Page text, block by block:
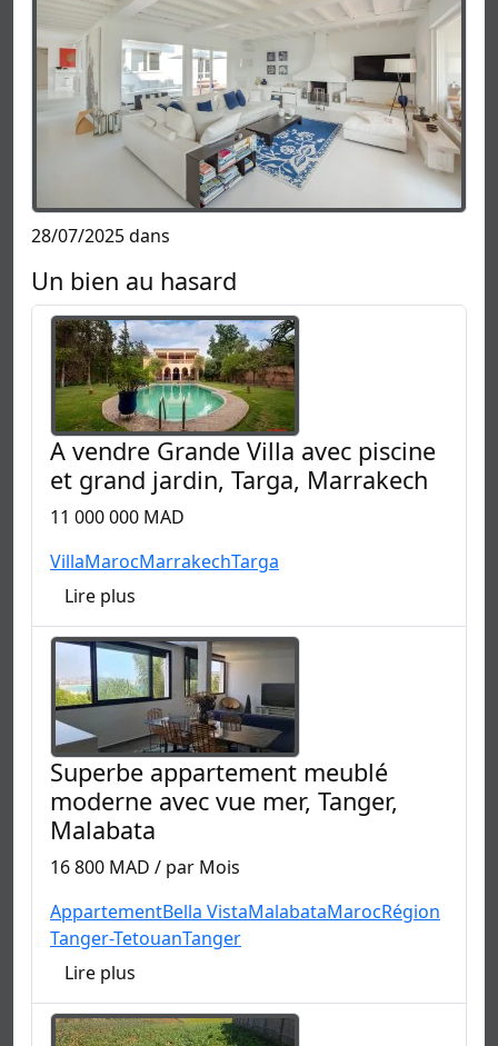
28/07/2025 dans
Un bien au hasard
A vendre Grande Villa avec piscine
et grand jardin, Targa, Marrakech
11 000 000 MAD
VillaMarocMarrakechTarga
Lire plus
Superbe appartement meublé
moderne avec vue mer, Tanger,
Malabata
16 800 MAD / par Mois
AppartementBella VistaMalabataMarocRégion
Tanger-TetouanTanger
Lire plus